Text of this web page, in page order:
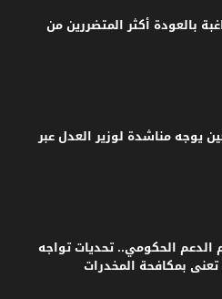
بالعودة أكثر المتضررين من
يوجه مناشدة لوزير العدل عبر
الدعم الحكومي.. تحديات تواجه
بمكافحة المخدرات